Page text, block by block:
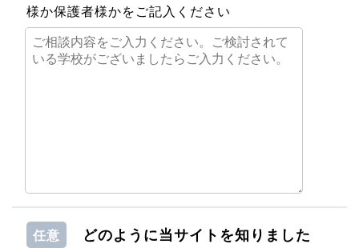
様か保護者様かをご記入ください
任意
どのように当サイトを知りました